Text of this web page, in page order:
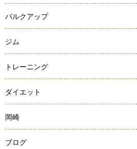
バルクアップ
ジム
トレーニング
ダイエット
岡崎
ブログ